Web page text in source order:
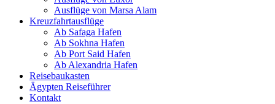
Ausflüge von Marsa Alam
Kreuzfahrtausflüge
Ab Safaga Hafen
Ab Sokhna Hafen
Ab Port Said Hafen
Ab Alexandria Hafen
Reisebaukasten
Ägypten Reiseführer
Kontakt